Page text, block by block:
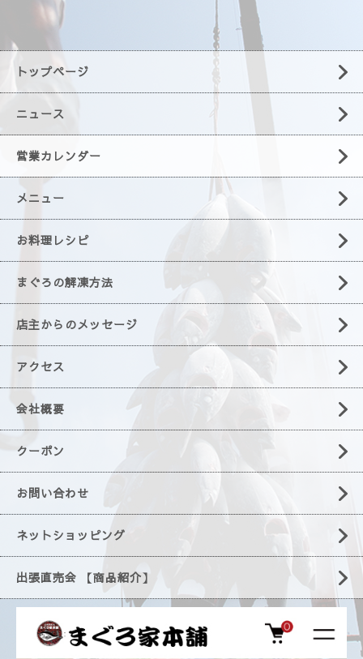
トップページ
ニュース
営業カレンダー
メニュー
お料理レシピ
まぐろの解凍方法
店主からのメッセージ
アクセス
会社概要
クーポン
お問い合わせ
ネットショッピング
出張直売会 【商品紹介】